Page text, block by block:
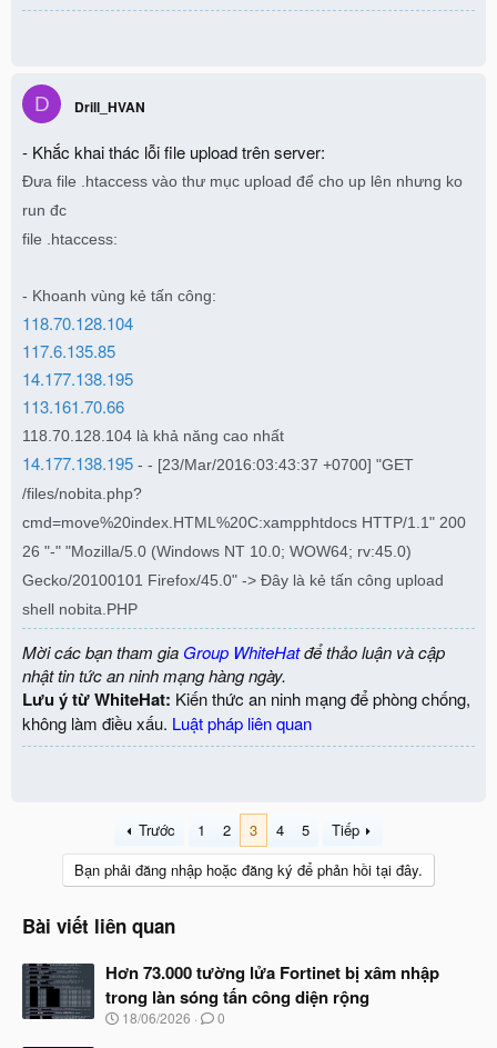
D Drill_HVAN
- Khắc khai thác lỗi file upload trên server:
Đưa file .htaccess vào thư mục upload để cho up lên nhưng ko
run đc
file .htaccess:
- Khoanh vùng kẻ tấn công:
118.70.128.104
117.6.135.85
14.177.138.195
113.161.70.66
118.70.128.104 là khả năng cao nhất
14.177.138.195 - - [23/Mar/2016:03:43:37 +0700] "GET
/files/nobita.php?
cmd=move%20index.HTML%20C:xampphtdocs HTTP/1.1" 200
26 "-" "Mozilla/5.0 (Windows NT 10.0; WOW64; rv:45.0)
Gecko/20100101 Firefox/45.0" -> Đây là kẻ tấn công upload
shell nobita.PHP
Mời các bạn tham gia Group WhiteHatđể thảo luận và cập
nhật tin tức an ninh mạng hàng ngày.
Lưu ý từ WhiteHat: Kiến thức an ninh mạng để phòng chống,
không làm điều xấu. Luật pháp liên quan
Trước 1 2 3 4 5
Tiếp
Bạn phải đăng nhập hoặc đăng ký để phản hồi tại đây.
Bài viết liên quan
Hơn 73.000 tường lửa Fortinet bị xâm nhập
trong làn sóng tấn công diện rộng
N
18/06/2026 0